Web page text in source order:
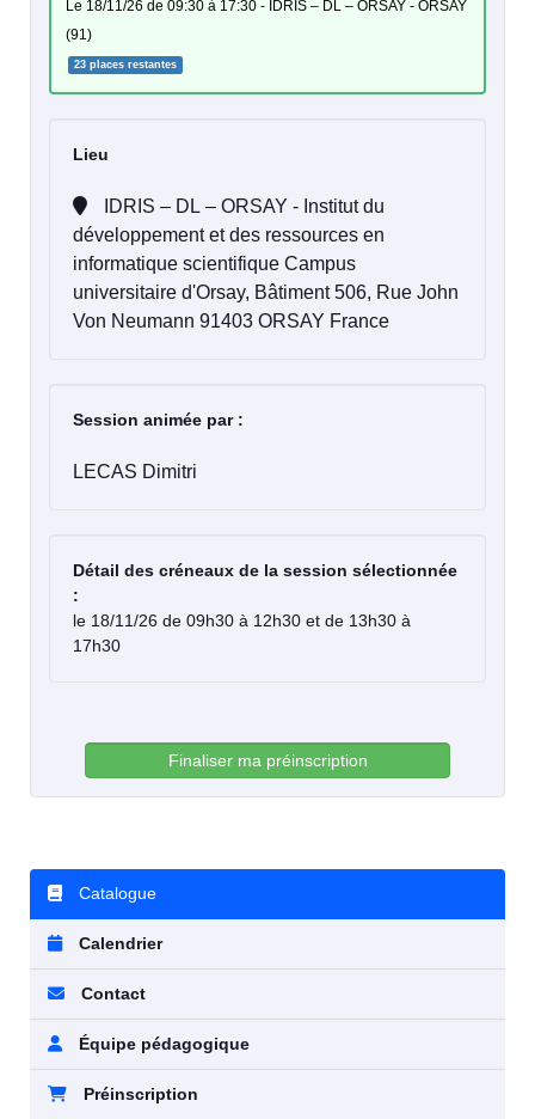
le 18/11/26 de 09:30 à 17:30 - IDRIS – DL – ORSAY - ORSAY
(91)
23 places restantes
Lieu
développement et des ressources en
informatique scientifique Campus
universitaire d'Orsay, Bâtiment 506, Rue John
Von Neumann 91403 ORSAY France
Session animée par :
LECAS Dimitri
Détail des créneaux de la session sélectionnée
:
le 18/11/26 de 09h30 à 12h30 et de 13h30 à
17h30
Finaliser ma préinscription
Catalogue
Calendrier
Contact
Équipe pédagogique
Préinscription